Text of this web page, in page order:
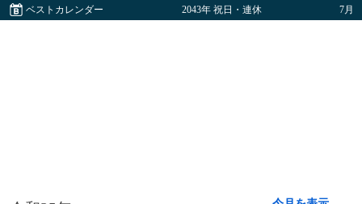
ベストカレンダー 2043年 祝日・連休 7月